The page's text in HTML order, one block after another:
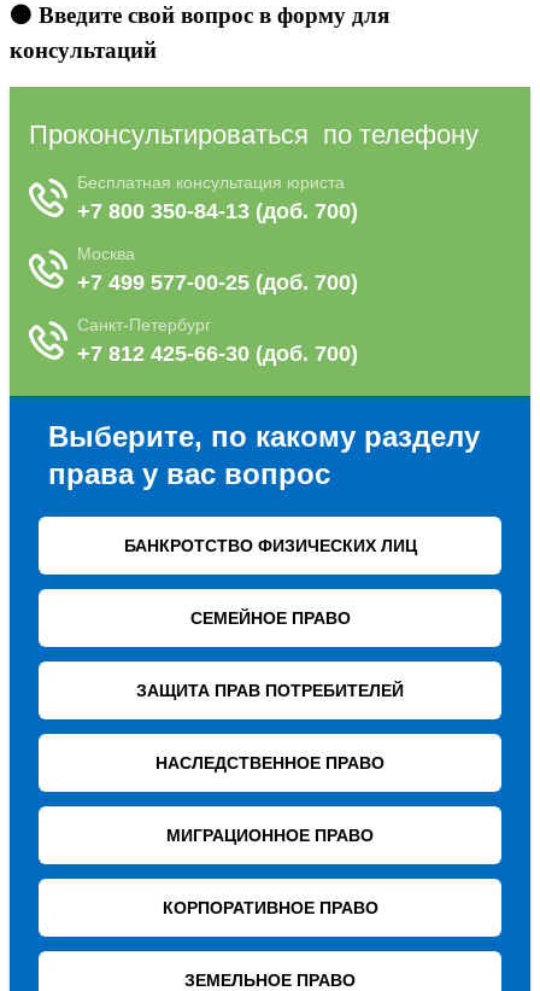
🟠 Введите свой вопрос в форму для
консультаций